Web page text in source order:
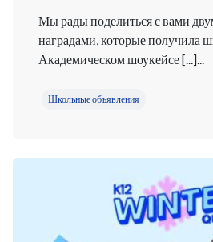
Мы рады поделиться с вами
наградами, которые получила
Академическом шоукейсе [...]...
Школьные объявления